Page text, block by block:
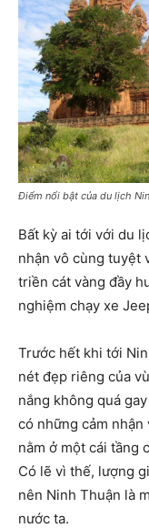
Điểm nổi bật của du lịch
Bất kỳ ai tới với du
nhận vô cùng tuyệt
triền cát vàng đầy
nghiệm chạy xe
Trước hết khi tới
nét đẹp riêng của
nắng không quá
có những cảm
nằm ở một cái tầng
Có lẽ vì thế, lượng
nên Ninh Thuận là
nước ta.